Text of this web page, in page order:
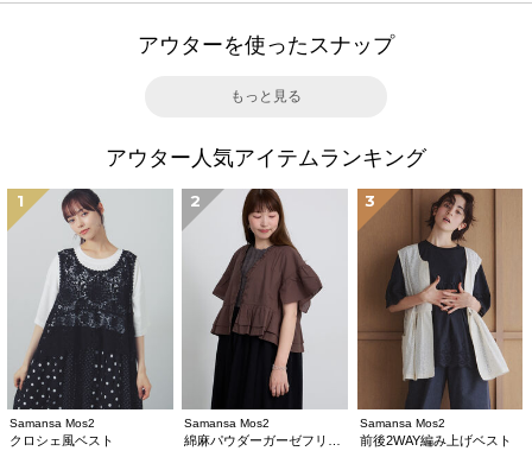
アウターを使ったスナップ
もっと見る
アウター人気アイテムランキング
1
Samansa Mos2
クロシェ風ベスト
2
Samansa Mos2
3
Samansa Mos2
前後2WAY編み上げベスト